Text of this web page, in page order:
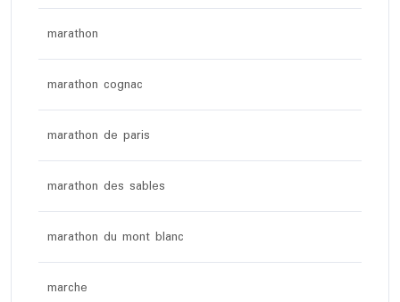
marathon
marathon cognac
marathon de paris
marathon des sables
marathon du mont blanc
marche